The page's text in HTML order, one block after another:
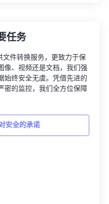
任务
件转换服务，更致力于保
像、视频还是文档，我们强
始终安全无虞。凭借先进的
密的监控，我们全方位保障
安全的承诺